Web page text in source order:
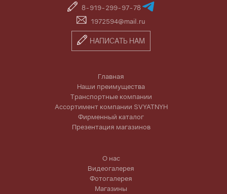
8-919-299-97-78
1972594@mail.ru
НАПИСАТЬ НАМ
Главная
Наши преимущества
Транспортные компании
Ассортимент компании SVYATNYH
Фирменный каталог
Презентация магазинов
О нас
Видеогалерея
Фотогалерея
Магазины